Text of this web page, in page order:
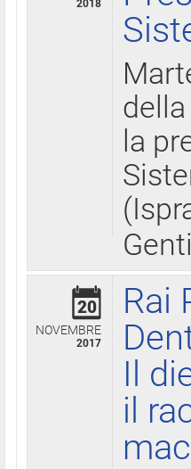
2018
la
20
NOVEMBRE
2017
Rai
Il
il